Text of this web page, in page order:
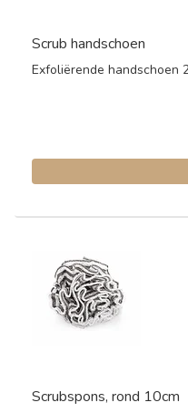
Scrub handschoen
Exfoliërende handschoen
Scrubspons, rond 10cm